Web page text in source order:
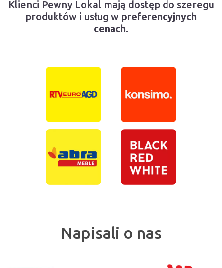
Klienci Pewny Lokal mają dostęp do szeregu
produktów i usług w preferencyjnych
cenach.
Napisali o nas